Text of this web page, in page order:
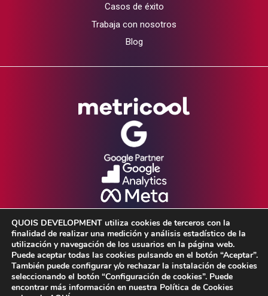
Casos de éxito
Trabaja con nosotros
Blog
Aviso Legal •
Política de Privacidad •
QUOIS DEVELOPMENT utiliza cookies de terceros con la
finalidad de realizar una medición y análisis estadístico de la
utilización y navegación de los usuarios en la página web.
Puede aceptar todas las cookies pulsando en el botón “Aceptar”.
También puede configurar y/o rechazar la instalación de cookies
seleccionando el botón “Configuración de cookies”. Puede
encontrar más información en nuestra Política de Cookies